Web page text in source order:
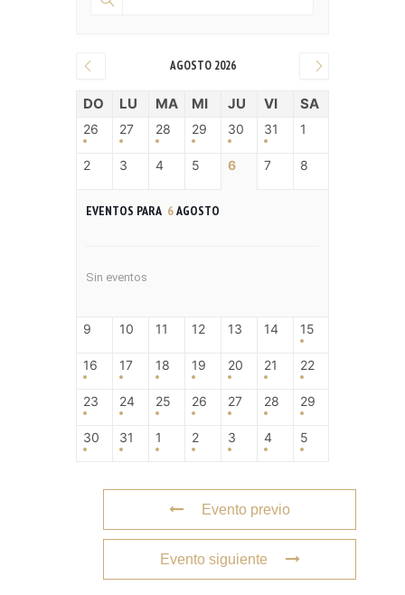
AGOSTO 2026
DO LU MA MI JU VI SA
26 27 28 29 30 31 1
2 3 4 5 6 7 8
EVENTOS PARA 6AGOSTO
Sin eventos
9 10 11 12 13 14 15
16 17 18 19 20 21 22
23 24 25 26 27 28 29
30 31 1 2 3 4 5
Evento previo
Evento siguiente